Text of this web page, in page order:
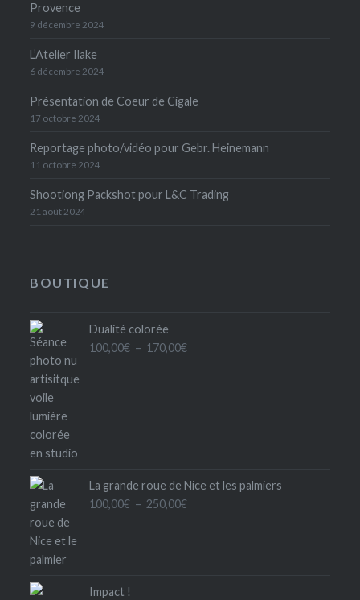
Provence
9 décembre 2024
L’Atelier Ilake
6 décembre 2024
Présentation de Coeur de Cigale
17 octobre 2024
Reportage photo/vidéo pour Gebr. Heinemann
11 octobre 2024
Shootiong Packshot pour L&C Trading
21 août 2024
BOUTIQUE
Dualité colorée
100,00€ – 170,00€Plage
La grande roue de Nice et les palmiers
100,00€ – 250,00€Plage
Impact !